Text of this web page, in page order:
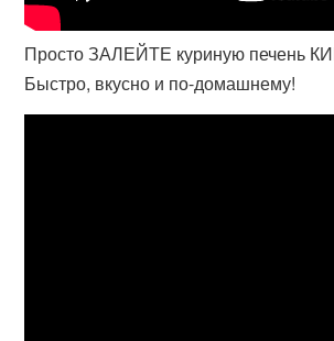
Просто ЗАЛЕЙТЕ куриную печень
Быстро, вкусно и по-домашнему!